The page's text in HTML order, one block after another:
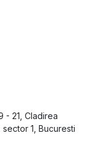
- 21, Cladirea
1, Bucuresti